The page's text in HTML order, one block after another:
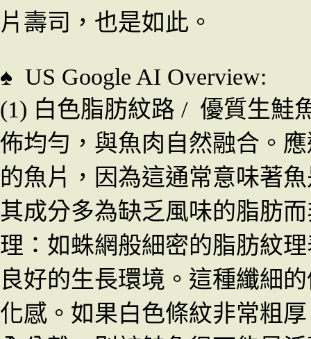
片壽司 ，也是如此 。
♠ US Google AI Overview:
(1) 白色脂肪紋路 / 優質生鮭
佈均勻，與魚肉自然融合。
的魚片，因為這通常意味著
其成分多為缺乏風味的脂肪
理：如蛛網般細密的脂肪紋
良好的生長環境。這種纖細
化感。 如果白色條紋非常粗